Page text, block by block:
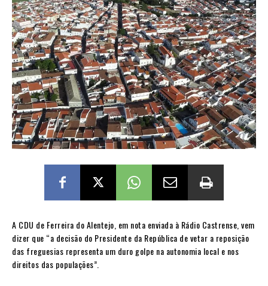
A CDU de Ferreira do Alentejo, em nota enviada à Rádio Castrense, vem
dizer que “a decisão do Presidente da República de vetar a reposição
das freguesias representa um duro golpe na autonomia local e nos
direitos das populações”.